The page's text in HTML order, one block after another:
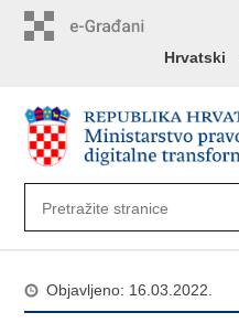
Hrvatski
Objavljeno: 16.03.2022.